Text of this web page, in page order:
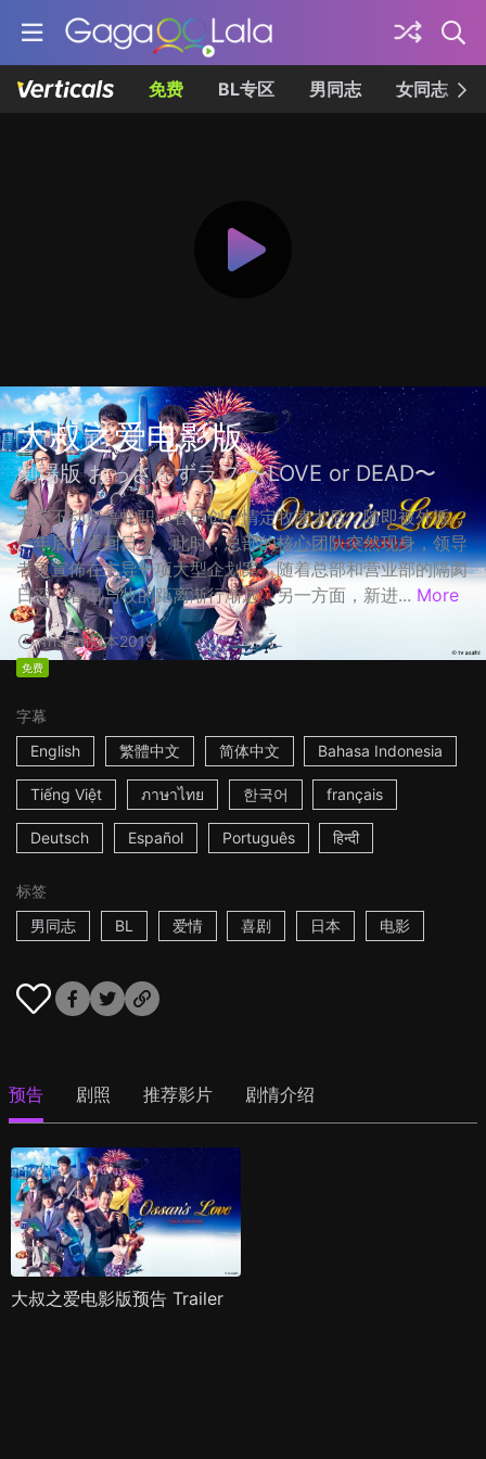
免费 BL专区 男同志 女同志
大叔之爱电影版
劇場版 おっさんずラブ 〜LOVE or DEAD〜
天空不动产鲁蛇职员春田创一情定牧凌太后，随即被外派，
一年后才重回日本。此时，总部的核心团队突然现身，领导
者更宣佈在主导一项大型企划案，随着总部和营业部的隔阂
日深，春田与牧的距离渐行渐远。另一方面，新进... More
1h53m日本2019
免费
字幕
English
繁體中文 简体中文 Bahasa Indonesia
Tiếng Việt ภาษาไทย 한국어 français
Deutsch Español Português हिन्दी
标签
男同志
BL 爱情 喜剧 日本 电影
预告 剧照 推荐影片 剧情介绍
大叔之爱电影版预告 Trailer